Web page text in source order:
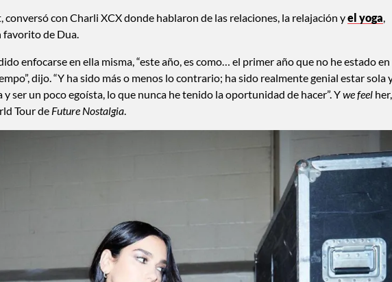
conversó con Charli XCX donde hablaron de las relaciones, la relajación yel yoga,
favorito de Dua.
enfocarse en ella misma, “este año, es como… el primer año que no he estado en
dijo. “Y ha sido más o menos lo contrario; ha sido realmente genial estar sola
ser un poco egoísta, lo que nunca he tenido la oportunidad de hacer”. Ywe feel
Tour de Future Nostalgia.